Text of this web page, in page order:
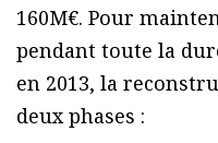
160M€. Pour
pendant toute la
en 2013, la
deux phases :